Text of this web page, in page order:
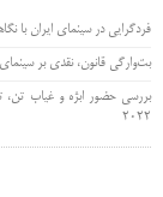
فردگرایی در سینمای ایران با
بت‌وارگی قانون، نقدی بر
بررسی حضور ابژه و غیاب تن،
۲۰۲۲